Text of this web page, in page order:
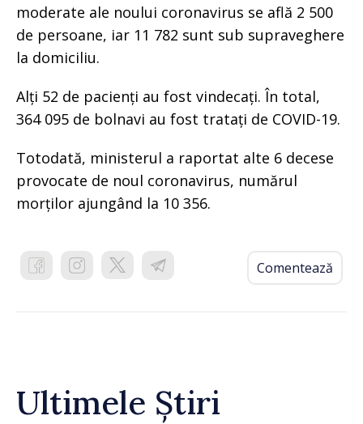
moderate ale noului coronavirus se află 2 500
de persoane, iar 11 782 sunt sub supraveghere
la domiciliu.
Alți 52 de pacienți au fost vindecați. În total,
364 095 de bolnavi au fost tratați de COVID-19.
Totodată, ministerul a raportat alte 6 decese
provocate de noul coronavirus, numărul
morților ajungând la 10 356.
Comentează
Ultimele Știri